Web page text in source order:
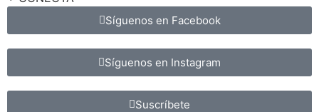
Síguenos en Facebook
Síguenos en Instagram
Suscríbete